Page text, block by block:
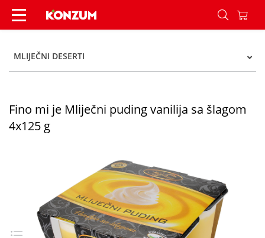
Fino mi je Mliječni puding vanilija sa šlagom
MLIJEČNI DESERTI
Fino mi je Mliječni puding vanilija sa šlagom
4x125 g